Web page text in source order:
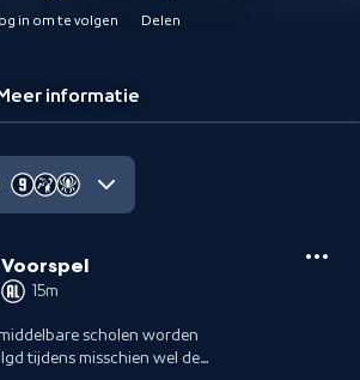
in om te volgen Delen
informatie
Voorspel
15m
scholen worden
tijdens misschien wel de